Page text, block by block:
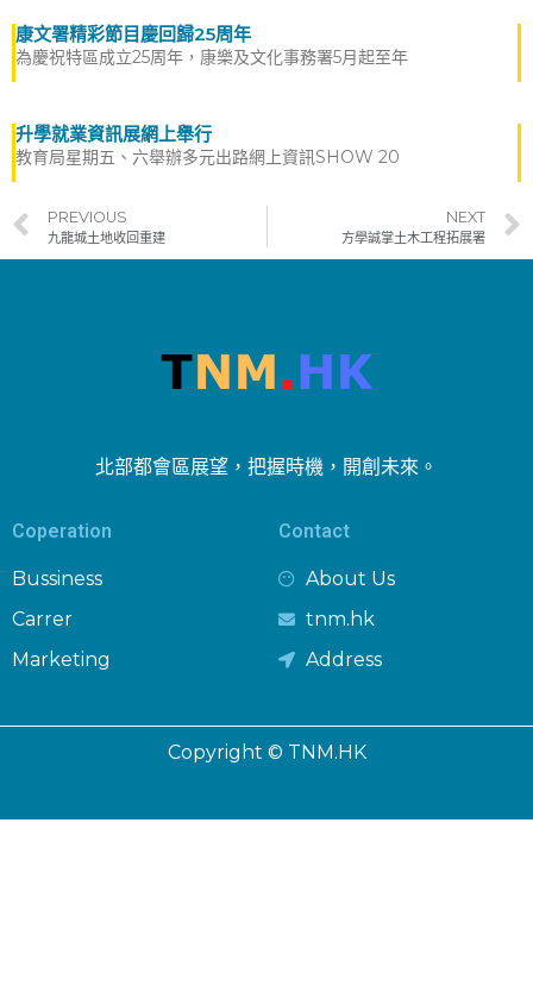
康文署精彩節目慶回歸25周年
為慶祝特區成立25周年，康樂及文化事務署5月起至年
升學就業資訊展網上舉行
教育局星期五、六舉辦多元出路網上資訊SHOW 20
PREVIOUS
九龍城土地收回重建
NEXT
方學誠掌土木工程拓展署
北部都會區展望，把握時機，開創未來。
Coperation
Bussiness
Carrer
Marketing
Contact
About Us
tnm.hk
Address
Copyright © TNM.HK